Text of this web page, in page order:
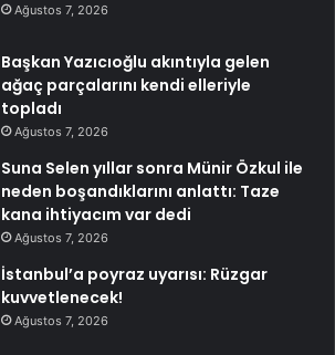
Ağustos 7, 2026
Başkan Yazıcıoğlu akıntıyla gelen
ağaç parçalarını kendi elleriyle
topladı
Ağustos 7, 2026
Suna Selen yıllar sonra Münir Özkul ile
neden boşandıklarını anlattı: Taze
kana ihtiyacım var dedi
Ağustos 7, 2026
İstanbul’a poyraz uyarısı: Rüzgar
kuvvetlenecek!
Ağustos 7, 2026